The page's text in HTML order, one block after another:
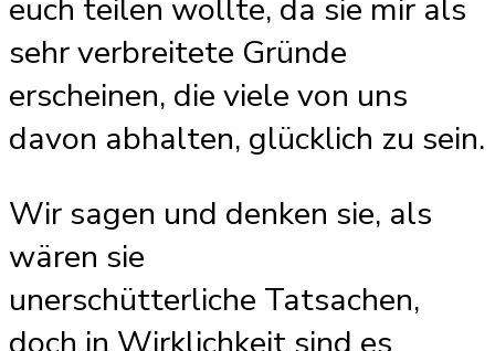
euch teilen wollte, da sie mir als
sehr verbreitete Gründe
erscheinen, die viele von uns
davon abhalten, glücklich zu sein.
Wir sagen und denken sie, als
wären sie
unerschütterliche Tatsachen,